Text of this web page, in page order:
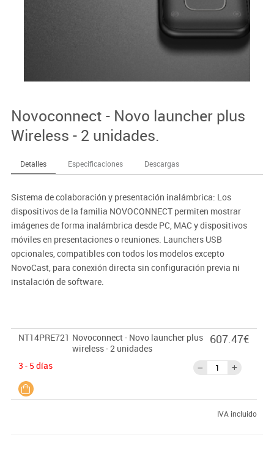
Novoconnect - Novo launcher plus
Wireless - 2 unidades.
Detalles Especificaciones Descargas
Sistema de colaboración y presentación inalámbrica: Los
dispositivos de la familia NOVOCONNECT permiten mostrar
imágenes de forma inalámbrica desde PC, MAC y dispositivos
móviles en presentaciones o reuniones. Launchers USB
opcionales, compatibles con todos los modelos excepto
NovoCast, para conexión directa sin configuración previa ni
instalación de software.
NT14PRE721 Novoconnect - Novo launcher plus
wireless - 2 unidades
3 - 5 días
607.47€
IVA incluido